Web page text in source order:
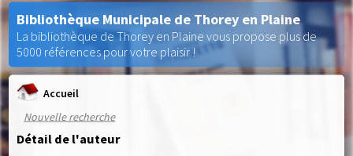
Accueil
Nouvelle recherche
Détail de l'auteur
Bibliothèque Municipale de Thorey en Plaine
La bibliothèque de Thorey en Plaine vous propose plus de
5000 références pour votre plaisir !